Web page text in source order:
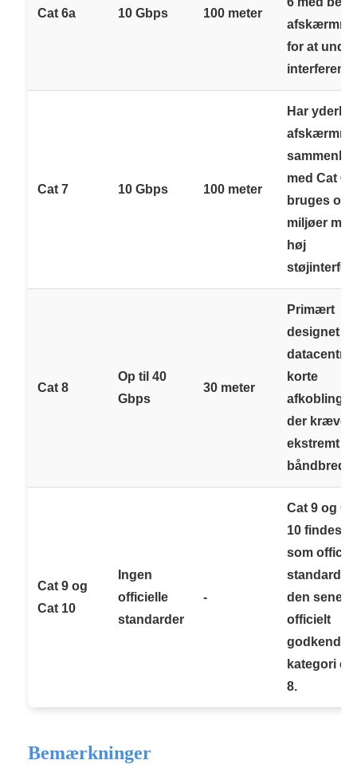
Cat 6a 10 Gbps 100 meter
for at
interferens.
Cat 7 10 Gbps 100 meter
Har
med Cat
bruges
miljøer med
høj
Cat 8
Op til 40
Gbps
30 meter
Primært
designet til
datacentre
korte
afkoblinger,
der kræver
ekstremt
Cat 9 og
Cat 10
Ingen
officielle
standarder
-
Cat 9 og
10 findes
som
standarder;
den
officielt
godkendte
kategori er
8.
Bemærkninger